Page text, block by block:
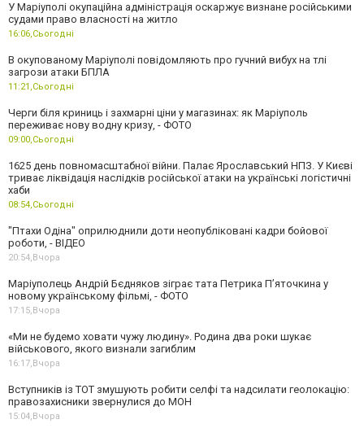
У Маріуполі окупаційна адміністрація оскаржує визнане російськими
судами право власності на житло
16:06,Сьогодні
В окупованому Маріуполі повідомляють про гучний вибух на тлі
загрози атаки БПЛА
11:21,Сьогодні
Черги біля криниць і захмарні ціни у магазинах: як Маріуполь
переживає нову водну кризу, - ФОТО
09:00,Сьогодні
1625 день повномасштабної війни. Палає Ярославський НПЗ. У Києві
триває ліквідація наслідків російської атаки на українські логістичні
хаби
08:54,Сьогодні
"Птахи Одіна" оприлюднили доти неопубліковані кадри бойової
роботи, - ВІДЕО
20:54,Вчора
Маріуполець Андрій Бєдняков зіграє тата Петрика П’яточкина у
новому українському фільмі, - ФОТО
17:15,Вчора
«Ми не будемо ховати чужу людину». Родина два роки шукає
військового, якого визнали загиблим
16:17,Вчора
Вступників із ТОТ змушують робити селфі та надсилати геолокацію:
правозахисники звернулися до МОН
15:04,Вчора